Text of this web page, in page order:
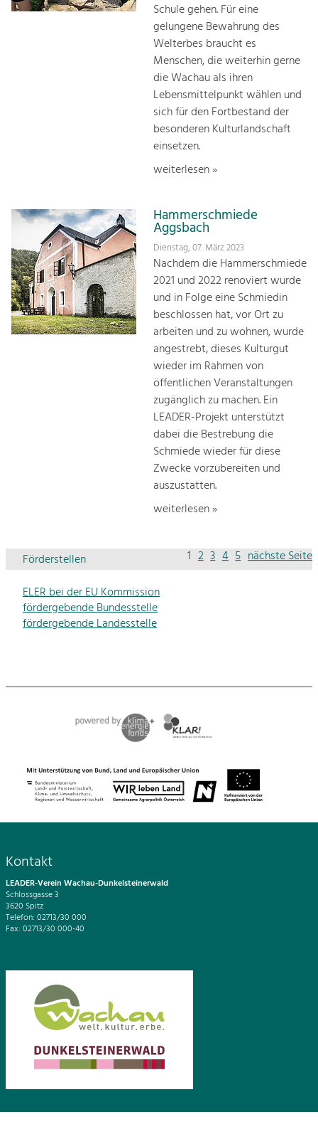
Schule gehen. Für eine
gelungene Bewah­rung des
Welterbes braucht es
Menschen, die weiterhin gerne
die Wachau als ihren
Lebensmittelpunkt wählen und
sich für den Fortbestand der
besonderen Kulturlandschaft
einsetzen.
weiterlesen »
Hammerschmiede
Aggsbach
Dienstag, 07. März 2023
Nachdem die Hammerschmiede
2021 und 2022 renoviert wurde
und in Folge eine Schmiedin
beschlossen hat, vor Ort zu
arbeiten und zu wohnen, wurde
angestrebt, dieses Kulturgut
wieder im Rahmen von
öffentlichen Veranstaltungen
zugänglich zu machen. Ein
LEADER-Projekt unterstützt
dabei die Bestrebung die
Schmiede wieder für diese
Zwecke vorzubereiten und
auszustatten.
weiterlesen »
1 2 3 4 5 nächste Seite
Förderstellen
ELER bei der EU Kommission
fördergebende Bundesstelle
fördergebende Landesstelle
Kontakt
LEADER-Verein Wachau-Dunkelsteinerwald
Schlossgasse 3
3620 Spitz
Telefon: 02713/30 000
Fax: 02713/30 000-40